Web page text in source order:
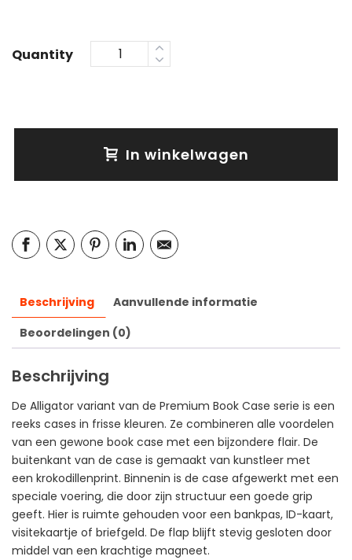
Quantity
In winkelwagen
Beschrijving
Aanvullende informatie
Beoordelingen (0)
Beschrijving
De Alligator variant van de Premium Book Case serie is een
reeks cases in frisse kleuren. Ze combineren alle voordelen
van een gewone book case met een bijzondere flair. De
buitenkant van de case is gemaakt van kunstleer met
een krokodillenprint. Binnenin is de case afgewerkt met een
speciale voering, die door zijn structuur een goede grip
geeft. Hier is ruimte gehouden voor een bankpas, ID-kaart,
visitekaartje of briefgeld. De flap blijft stevig gesloten door
middel van een krachtige magneet.